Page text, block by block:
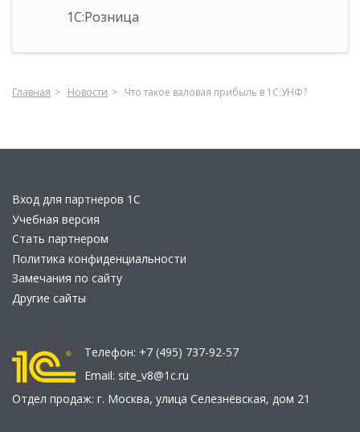
1С:Розница
Главная Новости Что такое валовая прибыль в 1С:УНФ?
Вход для партнеров 1С
Учебная версия
Стать партнером
Политика конфиденциальности
Замечания по сайту
Другие сайты
Телефон: +7 (495) 737-92-57
Email: site_v8@1c.ru
Отдел продаж: г. Москва, улица Селезнёвская, дом 21